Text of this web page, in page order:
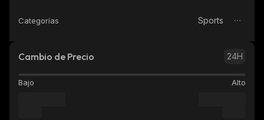
Categorías Sports
Cambio de Precio 24H
Bajo Alto